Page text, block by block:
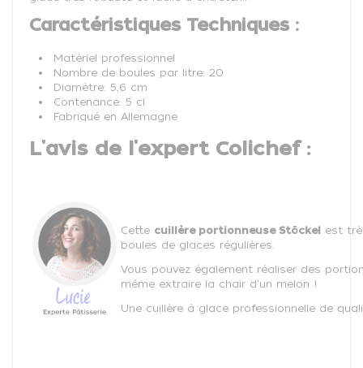
Caractéristiques Techniques :
Matériel professionnel
Nombre de boules par litre: 20
Diamètre: 5,6 cm
Contenance: 5 cl
Fabriqué en Allemagne
L'avis de l'expert Colichef :
Cette cuillère portionneuse Stöckel est
boules de glaces régulières.
Vous pouvez également réaliser des
même extraire la chair d'un melon !
Une cuillère à glace professionnelle de